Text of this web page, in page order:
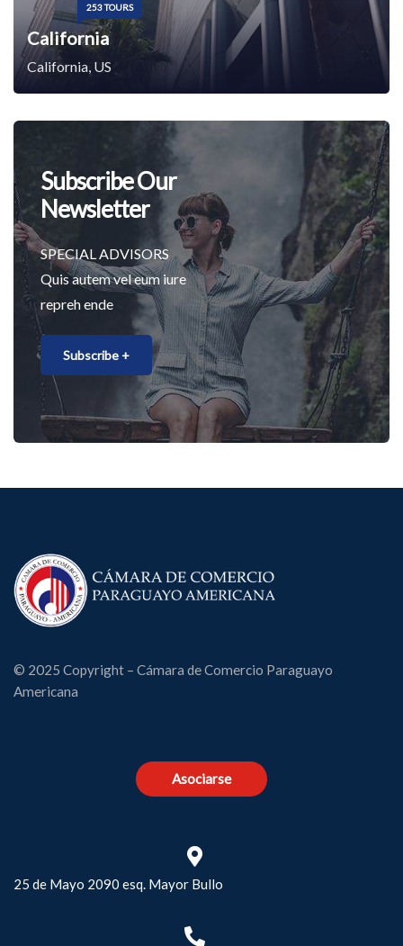
253 TOURS
California
California, US
Subscribe Our
Newsletter
SPECIAL ADVISORS
Quis autem vel eum iure
repreh ende
Subscribe +
© 2025 Copyright – Cámara de Comercio Paraguayo
Americana
Asociarse
25 de Mayo 2090 esq. Mayor Bullo